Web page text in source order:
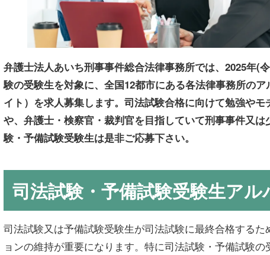
弁護士法人あいち刑事事件総合法律事務所では、2025年(
験の受験生を対象に、全国12都市にある各法律事務所の
イト）を求人募集します。司法試験合格に向けて勉強や
や、弁護士・検察官・裁判官を目指していて刑事事件又
験・予備試験受験生は是非ご応募下さい。
司法試験・予備試験受験生ア
司法試験又は予備試験受験生が司法試験に最終合格する
ョンの維持が重要になります。特に司法試験・予備試験